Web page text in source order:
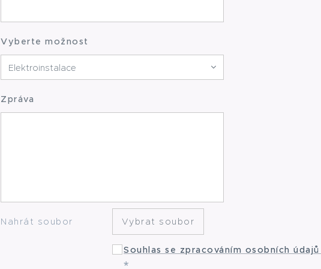
Vyberte možnost
Zpráva
Nahrát soubor Vybrat soubor
Souhlas se zpracováním osobních